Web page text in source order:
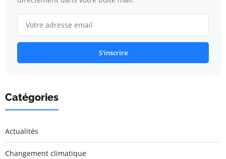
S'inscrire
Catégories
Actualités
Changement climatique